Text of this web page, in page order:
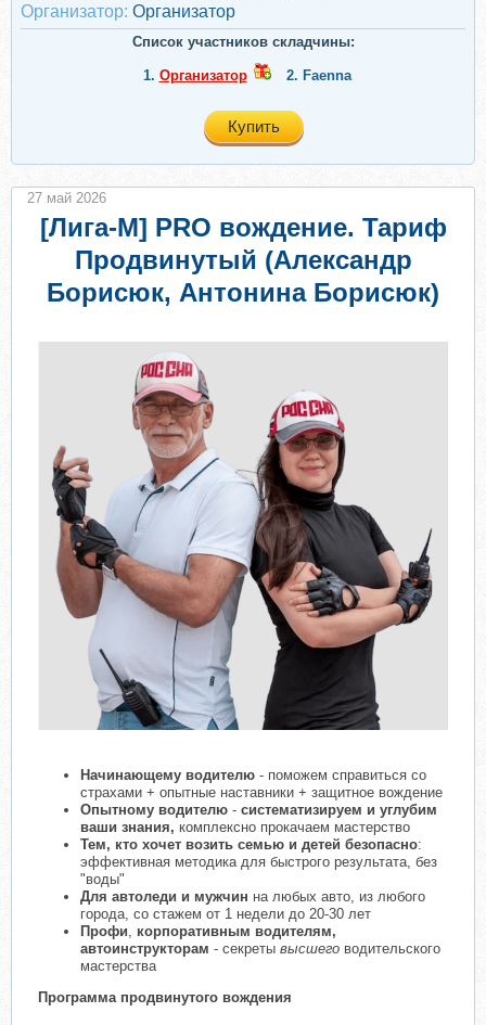
Организатор: Организатор
Список участников складчины:
1. Организатор 2. Faenna
Купить
[Лига-М] PRO вождение. Тариф
Продвинутый (Александр
Борисюк, Антонина Борисюк)
Начинающему водителю - поможем справиться со
страхами + опытные наставники + защитное вождение
Опытному водителю - систематизируем и углубим
ваши знания, комплексно прокачаем мастерство
Тем, кто хочет возить семью и детей безопасно:
эффективная методика для быстрого результата, без
"воды"
Для автоледи и мужчин на любых авто, из любого
города, со стажем от 1 недели до 20-30 лет
Профи, корпоративным водителям,
автоинструкторам - cекреты высшего водительского
мастерства
Программа продвинутого вождения
27 май 2026